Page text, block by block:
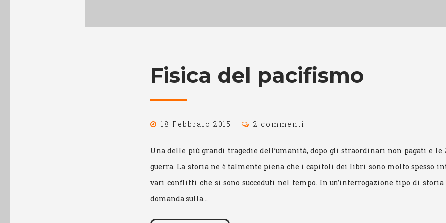
Fisica del pacifismo
18 Febbraio 2015 2 commenti
Una delle più grandi tragedie dell’umanità, dopo gli straordinari non pagati e le
guerra. La storia ne è talmente piena che i capitoli dei libri sono molto spesso
vari conflitti che si sono succeduti nel tempo. In un’interrogazione tipo di storia
domanda sulla…